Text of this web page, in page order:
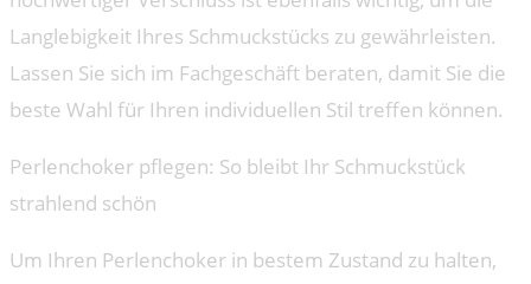
Langlebigkeit Ihres Schmuckstücks zu gewährleisten.
Lassen Sie sich im Fachgeschäft beraten, damit Sie die
beste Wahl für Ihren individuellen Stil treffen können.
Perlenchoker pflegen: So bleibt Ihr Schmuckstück
strahlend schön
Um Ihren Perlenchoker in bestem Zustand zu halten,